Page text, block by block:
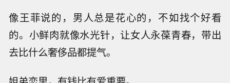
像王菲说的，男人总是花心的，不如找个好看
的。小鲜肉就像水光针，让女人永葆青春，带出
去比什么奢侈品都提气。